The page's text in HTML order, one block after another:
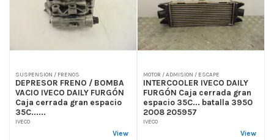
SUSPENSION / FRENOS
DEPRESOR FRENO / BOMBA
VACIO IVECO DAILY FURGÓN
Caja cerrada gran espacio
35C......
IVECO
View
MOTOR / ADMISION / ESCAPE
INTERCOOLER IVECO DAILY
FURGÓN Caja cerrada gran
espacio 35C... batalla 3950
2008 205957
IVECO
View